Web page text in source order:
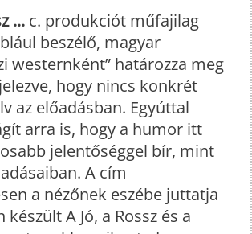
... c. produkciót műfajilag
beszélő, magyar
westernként” határozza meg
hogy nincs konkrét
az előadásban. Egyúttal
arra is, hogy a humor itt
jelentőséggel bír, mint
A cím
a nézőnek eszébe juttatja
készült A Jó, a Rossz és a